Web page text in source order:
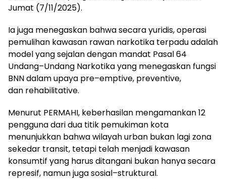
Jumat (7/11/2025).
Ia juga menegaskan bahwa secara yuridis, operasi
pemulihan kawasan rawan narkotika terpadu adalah
model yang sejalan dengan mandat Pasal 64
Undang–Undang Narkotika yang menegaskan fungsi
BNN dalam upaya pre–emptive, preventive,
dan rehabilitative.
Menurut PERMAHI, keberhasilan mengamankan 12
pengguna dari dua titik pemukiman kota
menunjukkan bahwa wilayah urban bukan lagi zona
sekedar transit, tetapi telah menjadi kawasan
konsumtif yang harus ditangani bukan hanya secara
represif, namun juga sosial–struktural.